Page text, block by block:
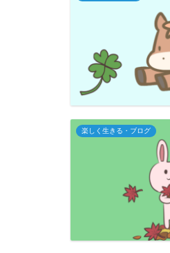
楽しく生きる・ブログ